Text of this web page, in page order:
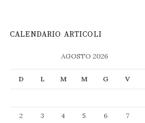
CALENDARIO ARTICOLI
AGOSTO 2026
D L M M G V
2
3 4 5 6 7